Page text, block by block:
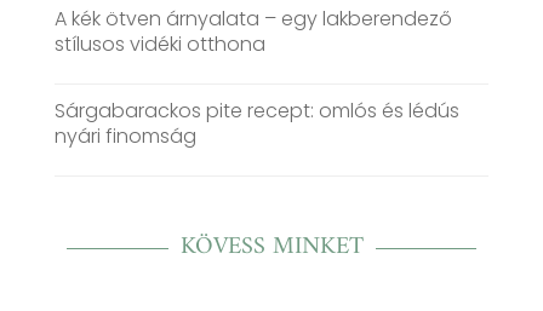
A kék ötven árnyalata – egy lakberendező
stílusos vidéki otthona
Sárgabarackos pite recept: omlós és lédús
nyári finomság
KÖVESS MINKET